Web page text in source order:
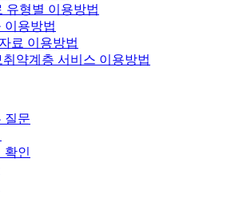
유형별 이용방법
이용방법
료 이용방법
취약계층 서비스 이용방법
질문
확인